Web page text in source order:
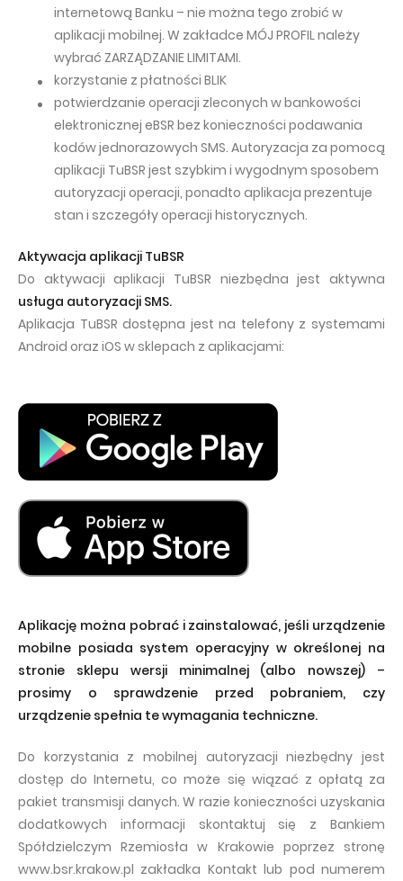
internetową Banku – nie można tego zrobić w
aplikacji mobilnej. W zakładce MÓJ PROFIL należy
wybrać ZARZĄDZANIE LIMITAMI.
korzystanie z płatności BLIK
potwierdzanie operacji zleconych w bankowości
elektronicznej eBSR bez konieczności podawania
kodów jednorazowych SMS. Autoryzacja za pomocą
aplikacji TuBSR jest szybkim i wygodnym sposobem
autoryzacji operacji, ponadto aplikacja prezentuje
stan i szczegóły operacji historycznych.
Aktywacja aplikacji TuBSR
Do aktywacji aplikacji TuBSR niezbędna jest aktywna
usługa autoryzacji SMS.
Aplikacja TuBSR dostępna jest na telefony z systemami
Android oraz iOS w sklepach z aplikacjami:
Aplikację można pobrać i zainstalować, jeśli urządzenie
mobilne posiada system operacyjny w określonej na
stronie sklepu wersji minimalnej (albo nowszej) –
prosimy o sprawdzenie przed pobraniem, czy
urządzenie spełnia te wymagania techniczne.
Do korzystania z mobilnej autoryzacji niezbędny jest
dostęp do Internetu, co może się wiązać z opłatą za
pakiet transmisji danych. W razie konieczności uzyskania
dodatkowych informacji skontaktuj się z Bankiem
Spółdzielczym Rzemiosła w Krakowie poprzez stronę
www.bsr.krakow.pl zakładka Kontakt lub pod numerem